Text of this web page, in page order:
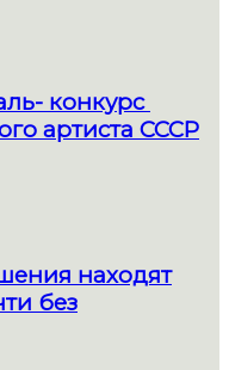
конкурс
артиста СССР
находят
без